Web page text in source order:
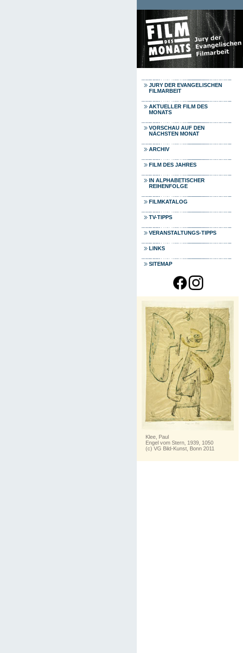
JURY DER EVANGELISCHEN
FILMARBEIT
AKTUELLER FILM DES
MONATS
VORSCHAU AUF DEN
NÄCHSTEN MONAT
ARCHIV
FILM DES JAHRES
IN ALPHABETISCHER
REIHENFOLGE
FILMKATALOG
TV-TIPPS
VERANSTALTUNGS-TIPPS
LINKS
SITEMAP
Klee, Paul
Engel vom Stern, 1939, 1050
(c) VG Bild-Kunst, Bonn 2011